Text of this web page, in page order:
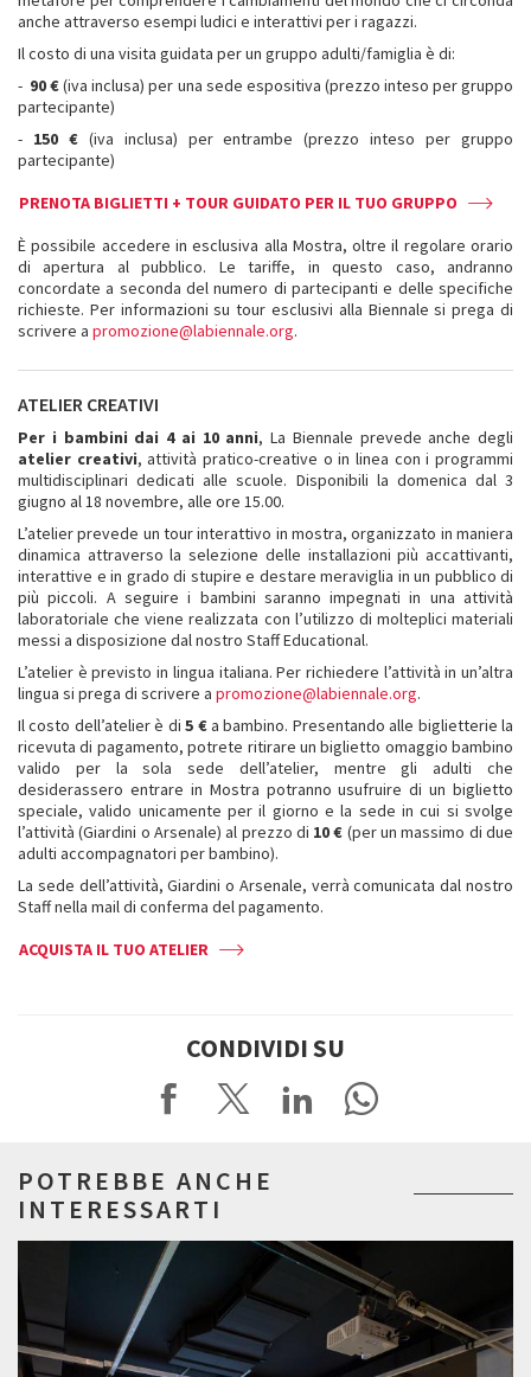
anche attraverso esempi ludici e interattivi per i ragazzi.
Il costo di una visita guidata per un gruppo adulti/famiglia è di:
- 90 €(iva inclusa) per una sede espositiva (prezzo inteso per gruppo
partecipante)
- 150 €(iva inclusa) per entrambe (prezzo inteso per gruppo
partecipante)
PRENOTA BIGLIETTI + TOUR GUIDATO PER IL TUO GRUPPO
È possibile accedere in esclusiva alla Mostra, oltre il regolare orario
di apertura al pubblico. Le tariffe, in questo caso, andranno
concordate a seconda del numero di partecipanti e delle specifiche
richieste. Per informazioni su tour esclusivi alla Biennale si prega di
scrivere a promozione@labiennale.org.
ATELIER CREATIVI
Per i bambini dai 4 ai 10 anni, La Biennale prevede anche degli
atelier creativi, attività pratico-creative o in linea con i programmi
multidisciplinari dedicati alle scuole. Disponibili la domenica dal 3
giugno al 18 novembre, alle ore 15.00.
L’atelier prevede un tour interattivo in mostra, organizzato in maniera
dinamica attraverso la selezione delle installazioni più accattivanti,
interattive e in grado di stupire e destare meraviglia in un pubblico di
più piccoli. A seguire i bambini saranno impegnati in una attività
laboratoriale che viene realizzata con l’utilizzo di molteplici materiali
messi a disposizione dal nostro Staff Educational.
L’atelier è previsto in lingua italiana. Per richiedere l’attività in un’altra
lingua si prega di scrivere a promozione@labiennale.org.
Il costo dell’atelier è di5 €a bambino. Presentando alle biglietterie la
ricevuta di pagamento, potrete ritirare un biglietto omaggio bambino
valido per la sola sede dell’atelier, mentre gli adulti che
desiderassero entrare in Mostra potranno usufruire di un biglietto
speciale, valido unicamente per il giorno e la sede in cui si svolge
l’attività (Giardini o Arsenale) al prezzo di 10 € (per un massimo di due
adulti accompagnatori per bambino).
La sede dell’attività, Giardini o Arsenale, verrà comunicata dal nostro
Staff nella mail di conferma del pagamento.
ACQUISTA IL TUO ATELIER
CONDIVIDI SU
POTREBBE ANCHE
INTERESSARTI